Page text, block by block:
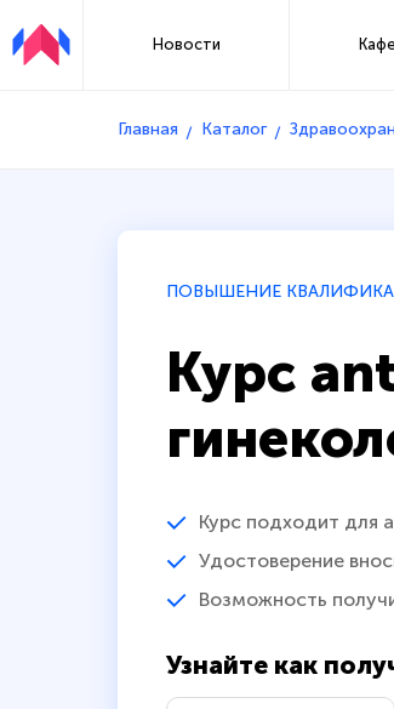
Новости
Главная Каталог
ПОВЫШЕНИЕ
Курс
Курс подходит для
Удостоверение
Возможность
Узнайте как